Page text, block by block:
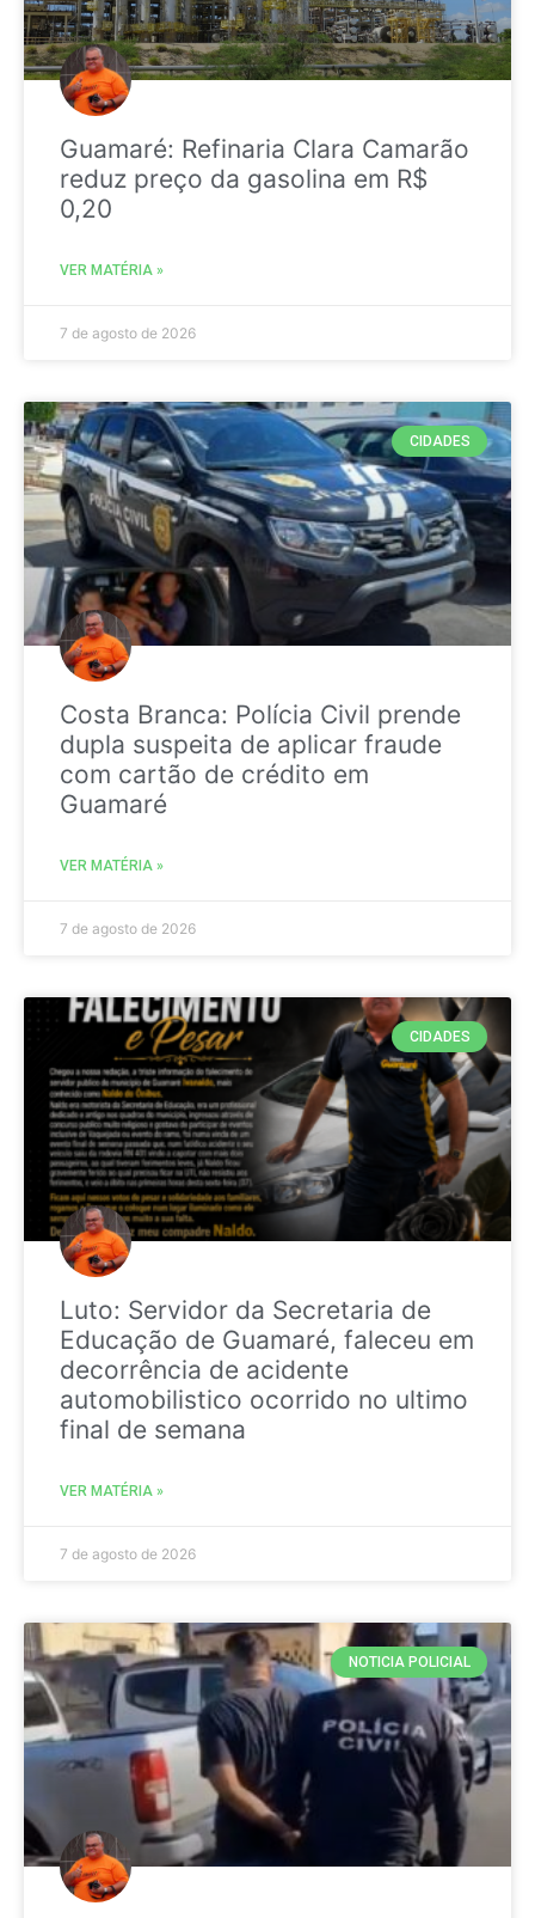
Guamaré: Refinaria Clara Camarão
reduz preço da gasolina em R$
0,20
VER MATÉRIA »
7 de agosto de 2026
CIDADES
Costa Branca: Polícia Civil prende
dupla suspeita de aplicar fraude
com cartão de crédito em
Guamaré
VER MATÉRIA »
7 de agosto de 2026
CIDADES
Luto: Servidor da Secretaria de
Educação de Guamaré, faleceu em
decorrência de acidente
automobilistico ocorrido no ultimo
final de semana
VER MATÉRIA »
7 de agosto de 2026
NOTICIA POLICIAL